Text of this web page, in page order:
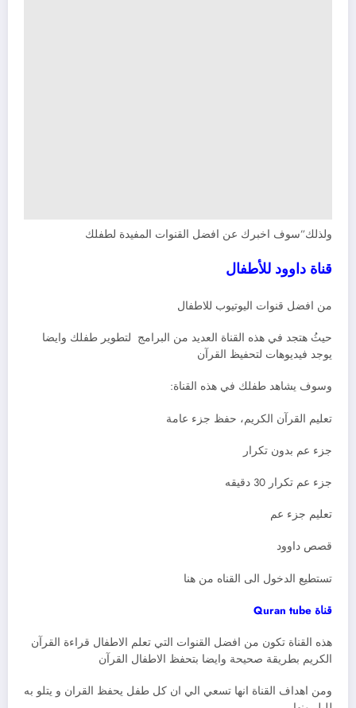
ولذلك”سوف اخبرك عن افضل القنوات المفيدة لطفلك
قناة داوود للأطفال
من افضل قنوات اليوتيوب للاطفال
حيثُ هتجد في هذه القناة العديد من البرامج لتطوير طفلك وايضا
يوجد فيديوهات لتحفيظ القرآن
وسوف يشاهد طفلك في هذه القناة:
تعليم القرآن الكريم، حفظ جزء عامة
جزء عم بدون تكرار
جزء عم تكرار 30 دقيقه
تعليم جزء عم
قصص داوود
تستطيع الدخول الى القناه من هنا
قناة Quran tube
هذه القناة تكون من افضل القنوات التي تعلم الاطفال قراءة القرآن
الكريم بطريقة صحيحة وايضا بتحفظ الاطفال القرآن
ومن اهداف القناة انها تسعي الي ان كل طفل يحفظ القران و يتلو به